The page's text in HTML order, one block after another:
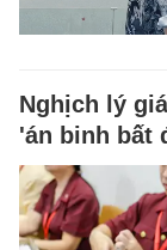
Nghịch lý
'án binh bất